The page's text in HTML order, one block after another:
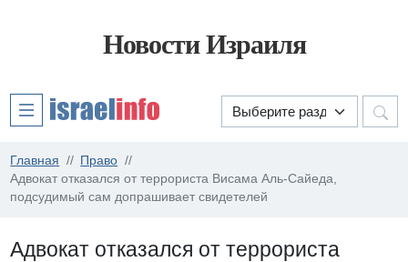
Новости Израиля
Главная
Право
Адвокат отказался от террориста Висама Аль-Сайеда,
подсудимый сам допрашивает свидетелей
Адвокат отказался от террориста